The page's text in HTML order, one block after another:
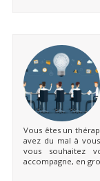
Vous êtes un
avez du mal à
vous souhaitez
accompagne, en